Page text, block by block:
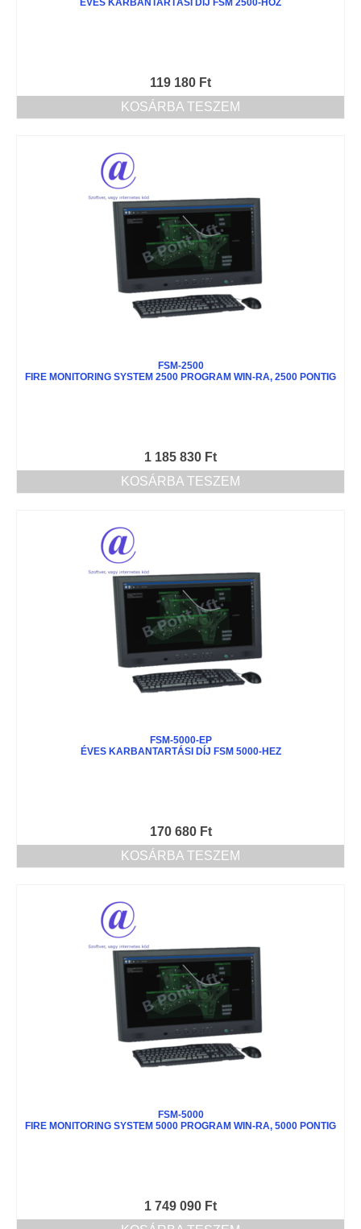
119 180 Ft
KOSÁRBA TESZEM
FSM-2500
FIRE MONITORING SYSTEM 2500 PROGRAM WIN-RA, 2500 PONTIG
1 185 830 Ft
KOSÁRBA TESZEM
FSM-5000-EP
ÉVES KARBANTARTÁSI DÍJ FSM 5000-HEZ
170 680 Ft
KOSÁRBA TESZEM
FSM-5000
FIRE MONITORING SYSTEM 5000 PROGRAM WIN-RA, 5000 PONTIG
1 749 090 Ft